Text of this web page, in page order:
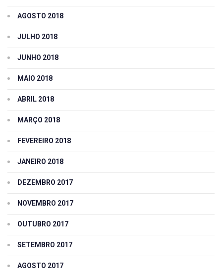
AGOSTO 2018
JULHO 2018
JUNHO 2018
MAIO 2018
ABRIL 2018
MARÇO 2018
FEVEREIRO 2018
JANEIRO 2018
DEZEMBRO 2017
NOVEMBRO 2017
OUTUBRO 2017
SETEMBRO 2017
AGOSTO 2017